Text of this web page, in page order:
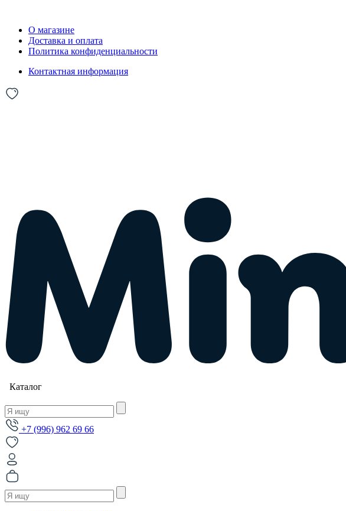
О магазине
Доставка и оплата
Политика конфиденциальности
Контактная информация
Каталог
+7 (996) 962 69 66